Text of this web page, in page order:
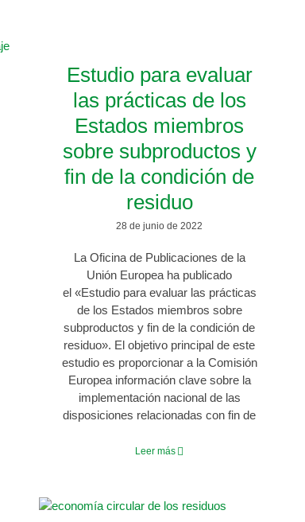
Estudio para evaluar
las prácticas de los
Estados miembros
sobre subproductos y
fin de la condición de
residuo
28 de junio de 2022
La Oficina de Publicaciones de la
Unión Europea ha publicado
el «Estudio para evaluar las prácticas
de los Estados miembros sobre
subproductos y fin de la condición de
residuo». El objetivo principal de este
estudio es proporcionar a la Comisión
Europea información clave sobre la
implementación nacional de las
disposiciones relacionadas con fin de
Leer más